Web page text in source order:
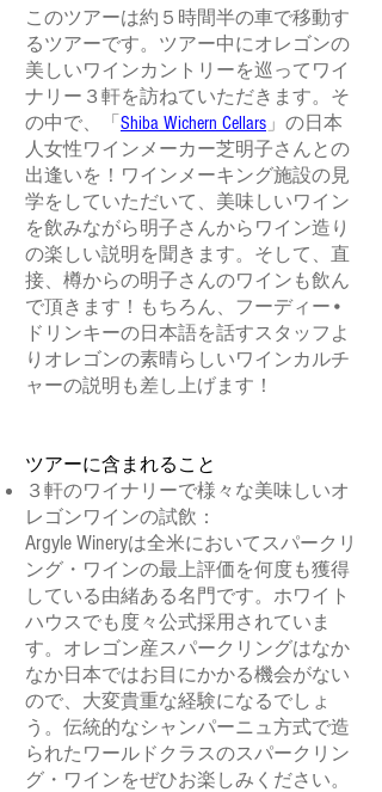
このツアーは約５時間半の車で移動す
るツアーです。ツアー中にオレゴンの
美しいワインカントリーを巡ってワイ
ナリー３軒を訪ねていただきます。そ
の中で、「 Shiba Wichern Cellars 」の日本
人女性ワインメーカー芝明子さんとの
出逢いを！ワインメーキング施設の見
学をしていただいて、美味しいワイン
を飲みながら明子さんからワイン造り
の楽しい説明を聞きます。そして、直
接、樽からの明子さんのワインも飲ん
で頂きます！もちろん、フーディー•
ドリンキーの日本語を話すスタッフよ
りオレゴンの素晴らしいワインカルチ
ャーの説明も差し上げます！
ツアーに含まれること
３軒のワイナリーで様々な美味しいオ
レゴンワインの試飲：
Argyle Wineryは全米においてスパークリ
ング・ワインの最上評価を何度も獲得
している由緒ある名門です。ホワイト
ハウスでも度々公式採用されていま
す。オレゴン産スパークリングはなか
なか日本ではお目にかかる機会がない
ので、大変貴重な経験になるでしょ
う。伝統的なシャンパーニュ方式で造
られたワールドクラスのスパークリン
グ・ワインをぜひお楽しみください。